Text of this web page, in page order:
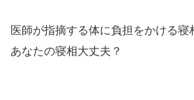
医師が指摘する体に負担をかける
あなたの寝相大丈夫？